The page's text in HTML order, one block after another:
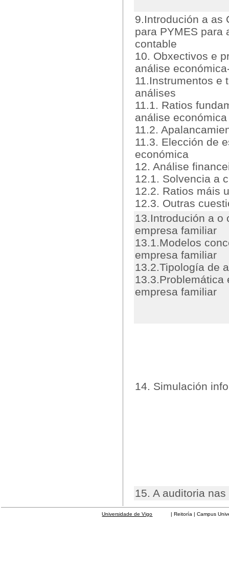
9.Introdución a as
para PYMES para
contable
10. Obxectivos e
análise
11.Instrumentos e
análises
11.1. Ratios
análise económica
11.2.
11.3. Elección de
económica
12. Análise
12.1. Solvencia a
12.2. Ratios máis
12.3. Outras
13.Introdución a o
empresa familiar
13.1.Modelos
empresa familiar
13.2.Tipología de
13.3.Problemática
empresa familiar
14. Simulación
15. A auditoria nas
Universidade de Vigo | Reitoría | Campus